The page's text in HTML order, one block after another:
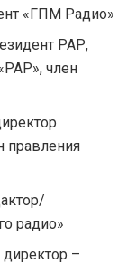
«ГПМ Радио»
РАР,
член
правления
радио»
–